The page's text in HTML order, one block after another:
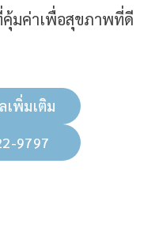
คุ้มค่าเพื่อสุขภาพที่ดี
เพิ่มเติม
9797